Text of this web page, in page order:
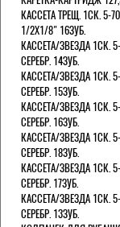
КАССЕТА ТРЕЩ. 1СК. 5-
1/2X1/8" 16ЗУБ.
КАССЕТА/ЗВЕЗДА 1СК.
СЕРЕБР. 14ЗУБ.
КАССЕТА/ЗВЕЗДА 1СК.
СЕРЕБР. 15ЗУБ.
КАССЕТА/ЗВЕЗДА 1СК.
СЕРЕБР. 16ЗУБ.
КАССЕТА/ЗВЕЗДА 1СК.
СЕРЕБР. 18ЗУБ.
КАССЕТА/ЗВЕЗДА 1СК.
СЕРЕБР. 17ЗУБ.
КАССЕТА/ЗВЕЗДА 1СК.
СЕРЕБР. 13ЗУБ.